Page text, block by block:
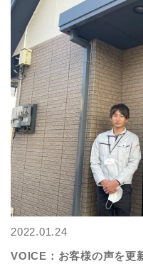
2022.01.24
VOICE：お客様の声を更